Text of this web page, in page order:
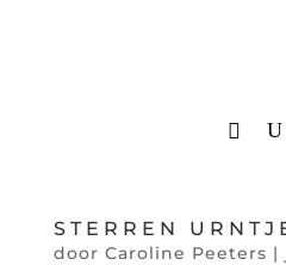
STERREN
door Caroline Peeters |